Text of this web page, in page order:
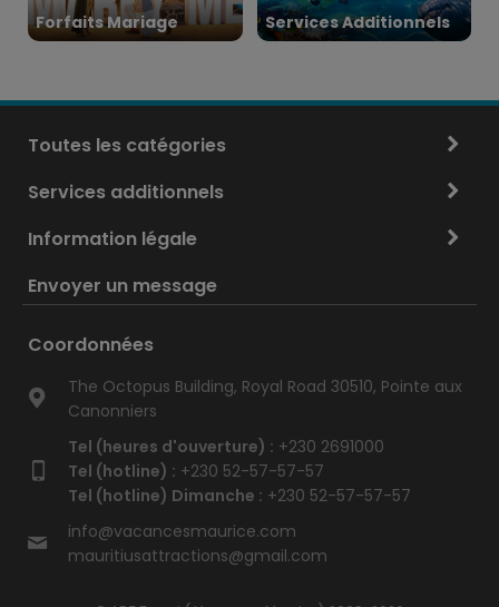
Forfaits Mariage Services Additionnels
Toutes les catégories
Services additionnels
Information légale
Envoyer un message
Coordonnées
The Octopus Building, Royal Road 30510, Pointe aux
Canonniers
Tel (heures d'ouverture) : +230 2691000
Tel (hotline) : +230 52-57-57-57
Tel (hotline) Dimanche : +230 52-57-57-57
info@vacancesmaurice.com
mauritiusattractions@gmail.com